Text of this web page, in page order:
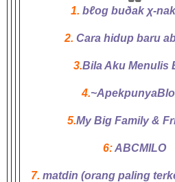
1. bℓog buðak χ-
2. Cara hidup baru
3.Bila Aku Menulis
4.
5.My Big Family &
6:ABCMILO
7. matdin (orang paling